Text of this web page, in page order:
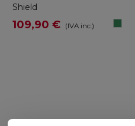
Shield
109,90 € (IVA inc.)